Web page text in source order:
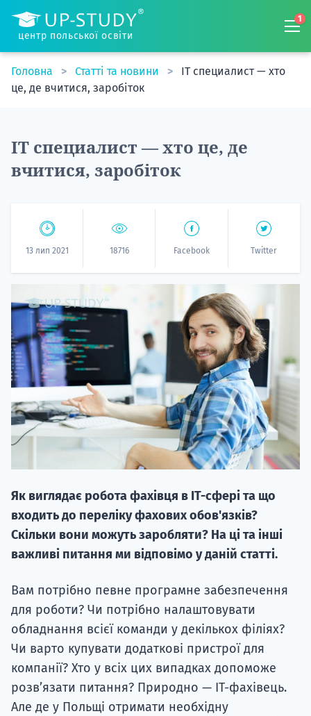
центр польської освіти
1
Головна Статті та новини
IT специалист — хто
це, де вчитися, заробіток
IT специалист — хто це, де
вчитися, заробіток
13 лип 2021 18716 Facebook Twitter
Як виглядає робота фахівця в ІТ-сфері та що
входить до переліку фахових обов'язків?
Скільки вони можуть заробляти? На ці та інші
важливі питання ми відповімо у даній статті.
Вам потрібно певне програмне забезпечення
для роботи? Чи потрібно налаштовувати
обладнання всієї команди у декількох філіях?
Чи варто купувати додаткові пристрої для
компанії? Хто у всіх цих випадках допоможе
розв’язати питання? Природно — ІТ-фахівець.
Але де у Польщі отримати необхідну
20.09
"Навчання
вступ на